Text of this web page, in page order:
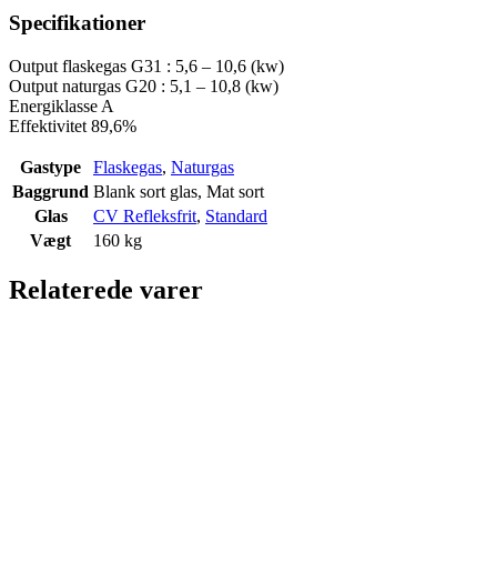
Specifikationer
Output flaskegas G31 : 5,6 – 10,6 (kw)
Output naturgas G20 : 5,1 – 10,8 (kw)
Energiklasse A
Effektivitet 89,6%
Gastype Flaskegas, Naturgas
Baggrund Blank sort glas, Mat sort
Glas
CV Refleksfrit, Standard
Vægt
160 kg
Relaterede varer